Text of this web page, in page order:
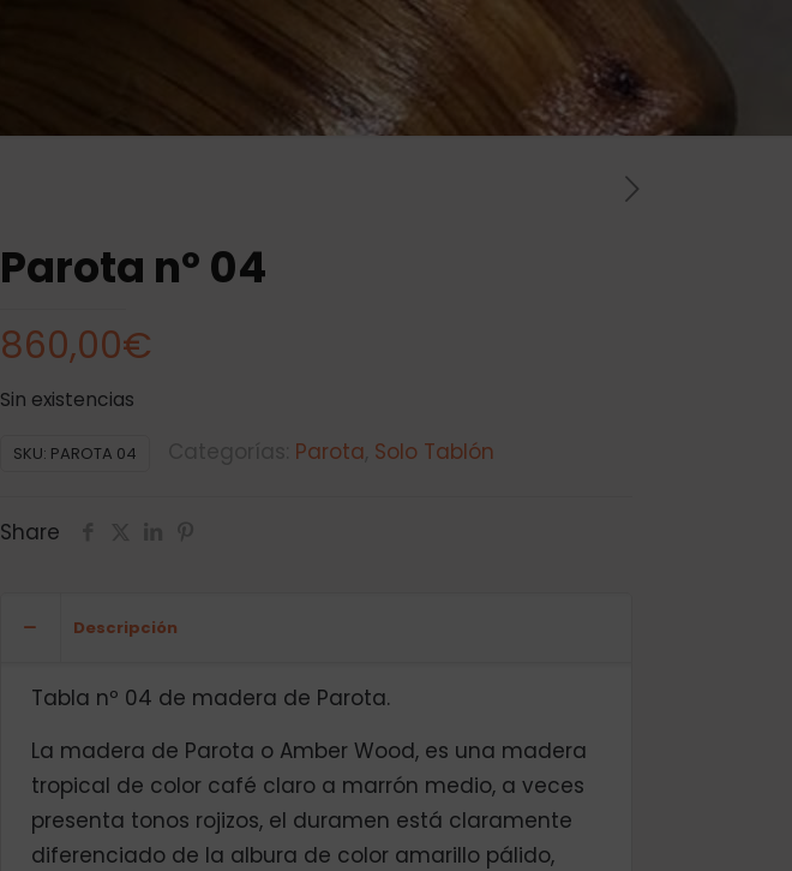
Parota nº 04
860,00€
Sin existencias
SKU: PAROTA 04 Parota Solo Tablón
Share
Descripción
Tabla nº 04 de madera de Parota.
La madera de Parota o Amber Wood, es una madera
tropical de color café claro a marrón medio, a veces
presenta tonos rojizos, el duramen está claramente
diferenciado de la albura de color amarillo pálido,